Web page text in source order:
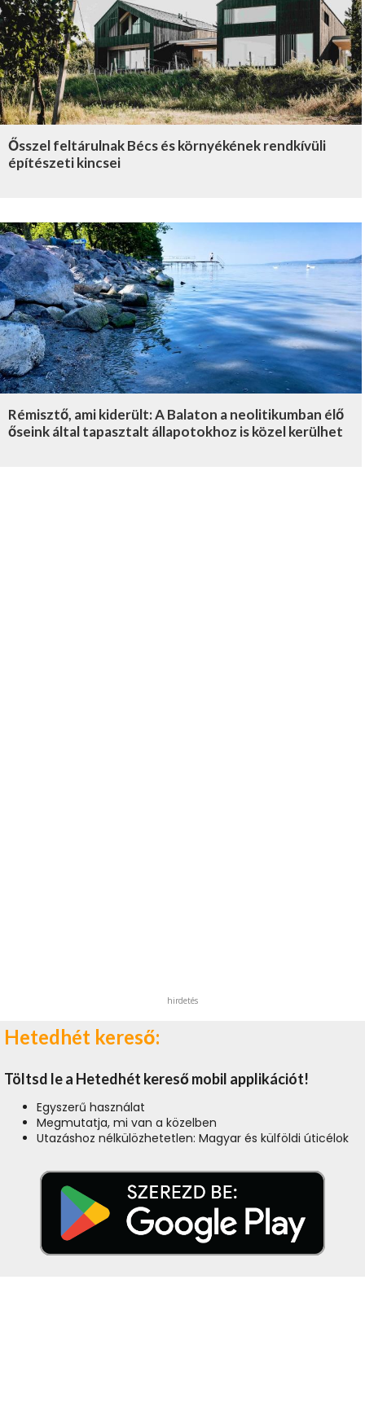
Ősszel feltárulnak Bécs és környékének rendkívüli
építészeti kincsei
Rémisztő, ami kiderült: A Balaton a neolitikumban élő
őseink által tapasztalt állapotokhoz is közel kerülhet
hirdetés
Hetedhét kereső:
Töltsd le a Hetedhét kereső mobil applikációt!
Egyszerű használat
Megmutatja, mi van a közelben
Utazáshoz nélkülözhetetlen: Magyar és külföldi úticélok